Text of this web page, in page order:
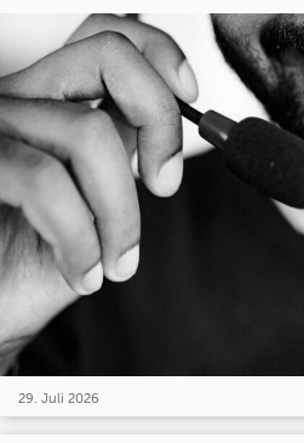
29. Juli 2026